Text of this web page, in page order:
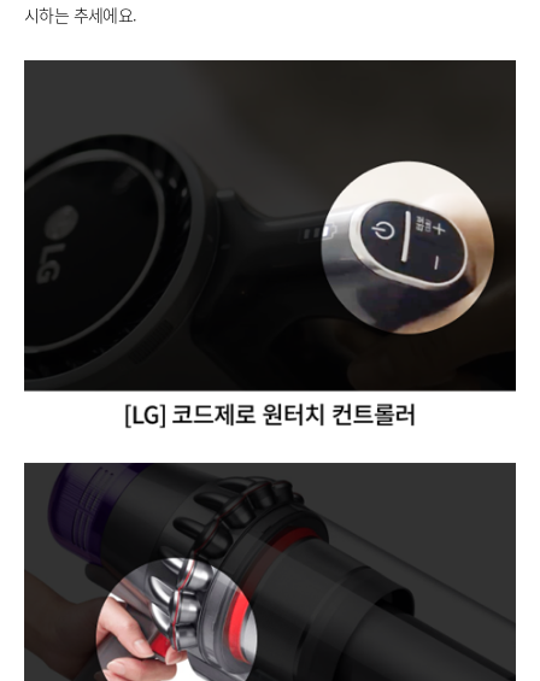
시하는 추세에요.